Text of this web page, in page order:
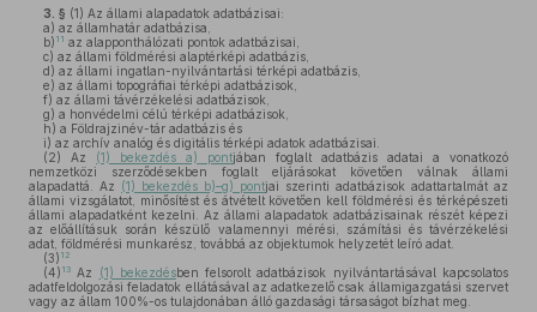
3. § (1) Az állami alapadatok adatbázisai:
a) az államhatár adatbázisa,
b) 11 az alapponthálózati pontok adatbázisai,
c) az állami földmérési alaptérképi adatbázis,
d) az állami ingatlan-nyilvántartási térképi adatbázis,
e) az állami topográfiai térképi adatbázisok,
f) az állami távérzékelési adatbázisok,
g) a honvédelmi célú térképi adatbázisok,
h) a Földrajzinév-tár adatbázis és
i) az archív analóg és digitális térképi adatok adatbázisai.
(2) Az (1) bekezdés a) pontjában foglalt adatbázis adatai a vonatkozó
nemzetközi szerződésekben foglalt eljárásokat követően válnak állami
alapadattá. Az (1) bekezdés b)–g) pontjai szerinti adatbázisok adattartalmát az
állami vizsgálatot, minősítést és átvételt követően kell földmérési és térképészeti
állami alapadatként kezelni. Az állami alapadatok adatbázisainak részét képezi
az előállításuk során készülő valamennyi mérési, számítási és távérzékelési
adat, földmérési munkarész, továbbá az objektumok helyzetét leíró adat.
(3) 12
(4) 13 Az (1) bekezdésben felsorolt adatbázisok nyilvántartásával kapcsolatos
adatfeldolgozási feladatok ellátásával az adatkezelő csak államigazgatási szervet
vagy az állam 100%-os tulajdonában álló gazdasági társaságot bízhat meg.